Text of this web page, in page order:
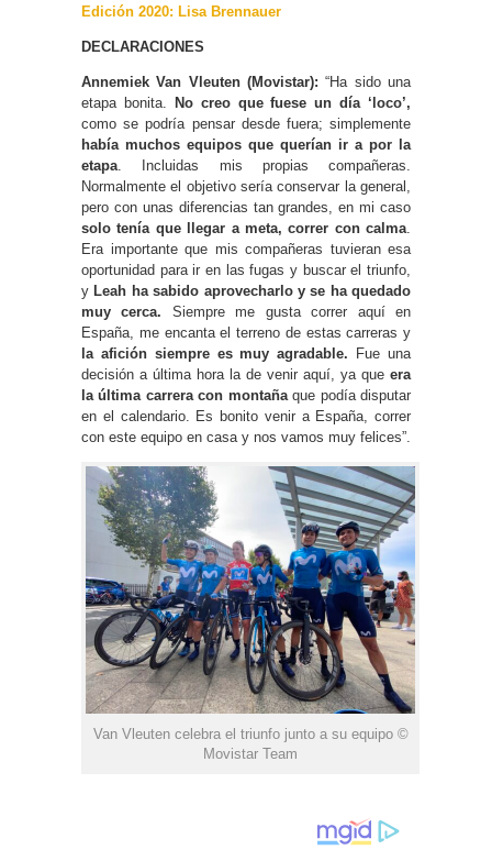
Edición 2020: Lisa Brennauer
DECLARACIONES
Annemiek Van Vleuten (Movistar): “Ha sido una
etapa bonita.
No creo que fuese un día ‘loco’,
como se podría pensar desde fuera; simplemente
había muchos equipos que querían ir a por la
etapa . Incluidas mis propias compañeras.
Normalmente el objetivo sería conservar la general,
pero con unas diferencias tan grandes, en mi caso
solo tenía que llegar a meta, correr con calma
Era importante que mis compañeras tuvieran esa
oportunidad para ir en las fugas y buscar el triunfo,
y Leah ha sabido aprovecharlo y se ha quedado
muy cerca. Siempre me gusta correr aquí en
España, me encanta el terreno de estas carreras y
la afición siempre es muy agradable. Fue una
decisión a última hora la de venir aquí, ya que era
la última carrera con montañaque podía disputar
en el calendario. Es bonito venir a España, correr
con este equipo en casa y nos vamos muy felices”.
Van Vleuten celebra el triunfo junto a su equipo ©
Movistar Team